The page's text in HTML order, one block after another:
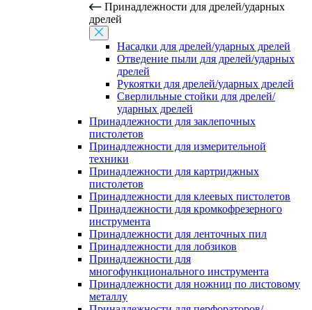
Принадлежности для дрелей/ударных
дрелей
Насадки для дрелей/ударных дрелей
Отведение пыли для дрелей/ударных
дрелей
Рукоятки для дрелей/ударных дрелей
Сверлильные стойки для дрелей/
ударных дрелей
Принадлежности для заклепочных
пистолетов
Принадлежности для измерительной
техники
Принадлежности для картриджных
пистолетов
Принадлежности для клеевых пистолетов
Принадлежности для кромкофрезерного
инструмента
Принадлежности для ленточных пил
Принадлежности для лобзиков
Принадлежности для
многофункционального инструмента
Принадлежности для ножниц по листовому
металлу